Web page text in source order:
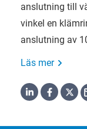
anslutning till
vinkel en
anslutning av
Läs mer